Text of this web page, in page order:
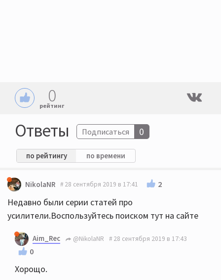
0
рейтинг
Ответы Подписаться 0
по рейтингу по времени
NikolaNR 28 сентября 2019 в 17:41 2
Недавно были серии статей про
усилители.Воспользуйтесь поиском тут на сайте
Aim_Rec @NikolaNR 28 сентября 2019 в 17:43
0
Хорощо.